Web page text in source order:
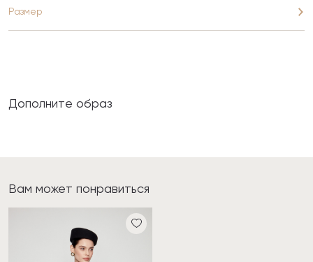
Размер
Дополните образ
Вам может понравиться